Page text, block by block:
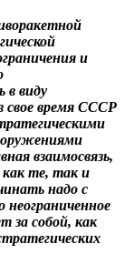
и
в виду
свое время СССР
взаимосвязь,
те, так и
надо с
за собой, как